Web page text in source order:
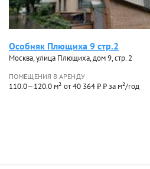
Особняк Плющиха 9 стр.2
Москва, улица Плющиха, дом 9, стр. 2
ПОМЕЩЕНИЯ В АРЕНДУ
110.0—120.0 м² от 40 364 ₽ ₽ за м²/год